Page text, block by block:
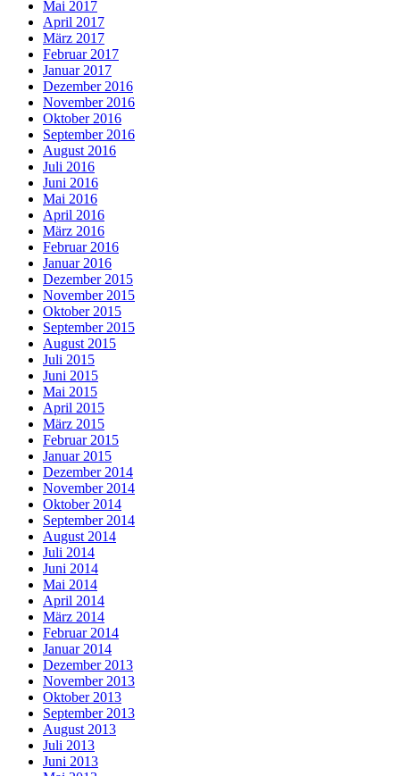
Mai 2017
April 2017
März 2017
Februar 2017
Januar 2017
Dezember 2016
November 2016
Oktober 2016
September 2016
August 2016
Juli 2016
Juni 2016
Mai 2016
April 2016
März 2016
Februar 2016
Januar 2016
Dezember 2015
November 2015
Oktober 2015
September 2015
August 2015
Juli 2015
Juni 2015
Mai 2015
April 2015
März 2015
Februar 2015
Januar 2015
Dezember 2014
November 2014
Oktober 2014
September 2014
August 2014
Juli 2014
Juni 2014
Mai 2014
April 2014
März 2014
Februar 2014
Januar 2014
Dezember 2013
November 2013
Oktober 2013
September 2013
August 2013
Juli 2013
Juni 2013